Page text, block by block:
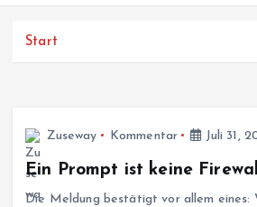
Start
Zuseway Kommentar Juli 31,
Ein Prompt ist keine Firewall
Die Meldung bestätigt vor allem eines: